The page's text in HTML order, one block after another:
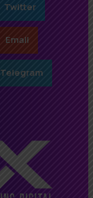
Twitter
Email
Telegram